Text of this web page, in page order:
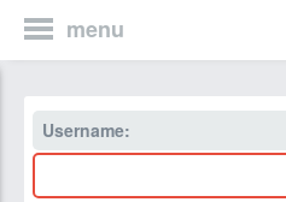
menu
Username: